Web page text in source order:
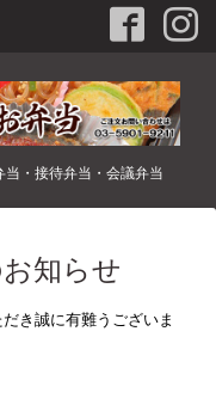
・接待弁当・会議弁当
知らせ
き誠に有難うございま